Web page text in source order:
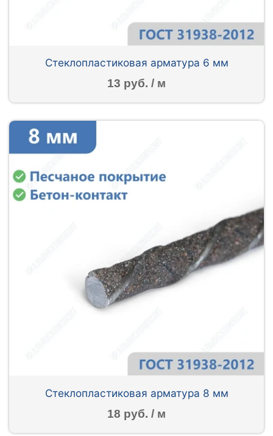
Стеклопластиковая арматура 6 мм
13 руб. / м
Стеклопластиковая арматура 8 мм
18 руб. / м